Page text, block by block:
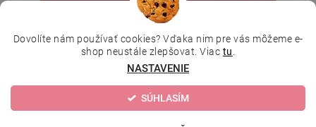
Depilujeme.cz | Kosmetická škola | Online kosmetické kurzy |
MikroArt | Ella Baché
2026 © Kozmetický obchod, všetky práva vyhradenéUpraviť nastavenie cookies
Dovolíte nám používať cookies? Vďaka nim pre vás môžeme e-
shop neustále zlepšovat. Viac tu
NASTAVENIE
SÚHLASÍM